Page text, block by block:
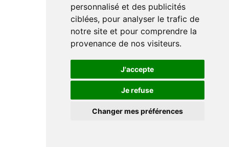
personnalisé et des publicités
ciblées, pour analyser le trafic de
notre site et pour comprendre la
provenance de nos visiteurs.
J'accepte
Je refuse
Changer mes préférences